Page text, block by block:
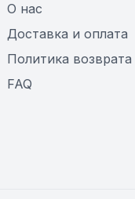
О нас
Доставка и оплата
Политика возврата
FAQ